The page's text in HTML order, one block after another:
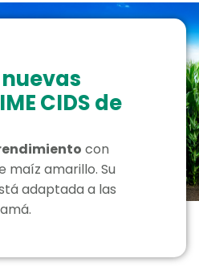
CIDS de
con
maíz amarillo. Su
adaptada a las